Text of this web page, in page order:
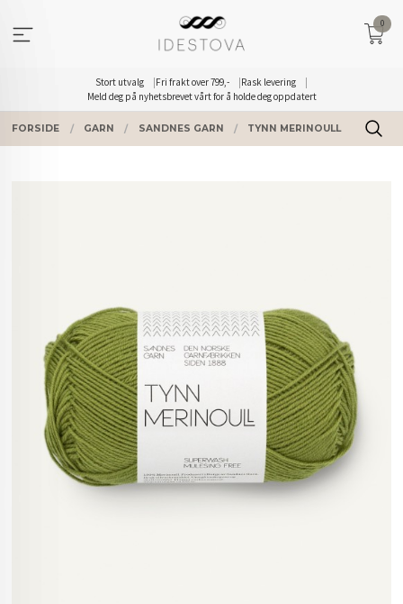
innholdet
Stort utvalg Fri frakt over 799,-
Rask levering
Meld deg på nyhetsbrevet vårt for å holde deg oppdatert
0
FORSIDE GARN SANDNES GARN TYNN MERINOULL